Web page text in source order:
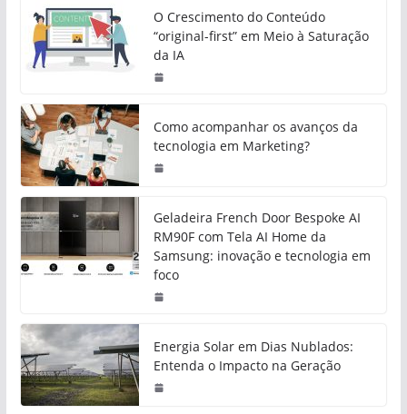
O Crescimento do Conteúdo
“original-first” em Meio à Saturação
da IA
Como acompanhar os avanços da
tecnologia em Marketing?
Geladeira French Door Bespoke AI
RM90F com Tela AI Home da
Samsung: inovação e tecnologia em
foco
Energia Solar em Dias Nublados:
Entenda o Impacto na Geração